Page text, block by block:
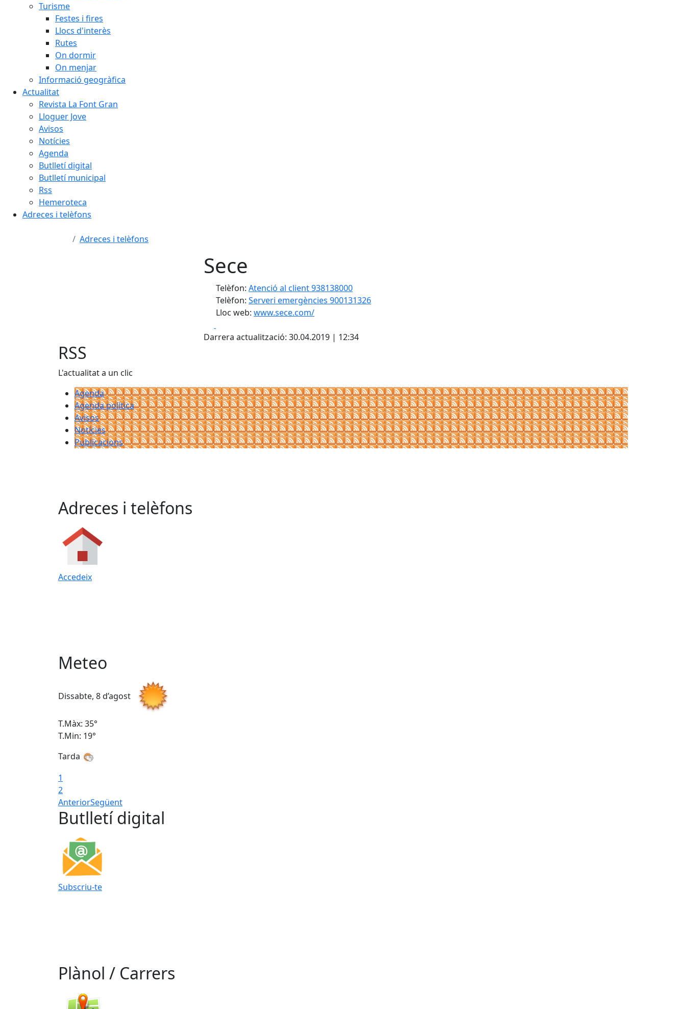
Turisme
Festes i fires
Llocs d'interès
Rutes
On dormir
On menjar
Informació geogràfica
Actualitat
Revista La Font Gran
Lloguer Jove
Avisos
Notícies
Agenda
Butlletí digital
Butlletí municipal
Rss
Hemeroteca
Adreces i telèfons
Adreces i telèfons
Sece
Telèfon: Atenció al client 938138000
Telèfon: Serveri emergències 900131326
Lloc web: www.sece.com/
Darrera actualització: 30.04.2019 | 12:34
RSS
L'actualitat a un clic
Agenda
Agenda política
Avisos
Notícies
Publicacions
Adreces i telèfons
Accedeix
Meteo
Dissabte, 8 d’agost
T.Màx: 35°
T.Min: 19°
Tarda
1
2
AnteriorSegüent
Butlletí digital
Subscriu-te
Plànol / Carrers